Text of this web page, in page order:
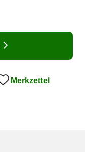
Merkzettel